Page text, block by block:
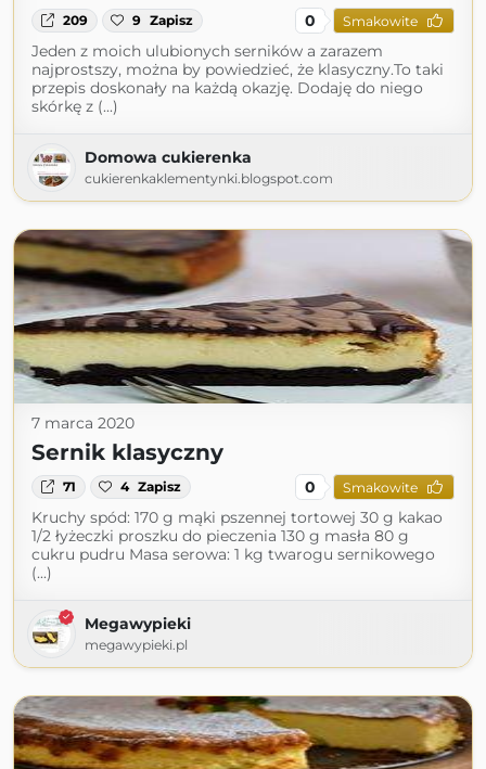
209 9 Zapisz 0 Smakowite
Jeden z moich ulubionych serników a zarazem
najprostszy, można by powiedzieć, że klasyczny.To taki
przepis doskonały na każdą okazję. Dodaję do niego
skórkę z (...)
Domowa cukierenka
cukierenkaklementynki.blogspot.com
7 marca 2020
Sernik klasyczny
71 4 Zapisz 0 Smakowite
Kruchy spód: 170 g mąki pszennej tortowej 30 g kakao
1/2 łyżeczki proszku do pieczenia 130 g masła 80 g
cukru pudru Masa serowa: 1 kg twarogu sernikowego
(...)
Megawypieki
megawypieki.pl